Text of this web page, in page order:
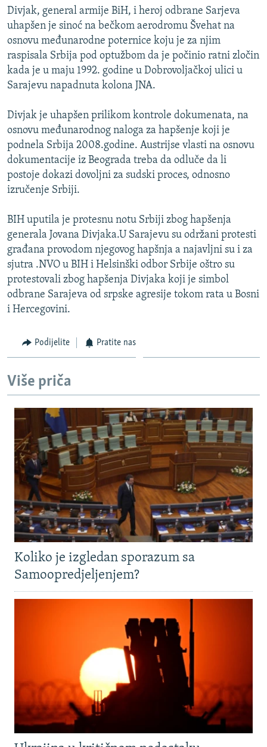
Divjak, general armije BiH, i heroj odbrane Sarjeva
uhapšen je sinoć na bečkom aerodromu Švehat na
osnovu međunarodne poternice koju je za njim
raspisala Srbija pod optužbom da je počinio ratni zločin
kada je u maju 1992. godine u Dobrovoljačkoj ulici u
Sarajevu napadnuta kolona JNA.
Divjak je uhapšen prilikom kontrole dokumenata, na
osnovu međunarodnog naloga za hapšenje koji je
podnela Srbija 2008.godine. Austrijse vlasti na osnovu
dokumentacije iz Beograda treba da odluče da li
postoje dokazi dovoljni za sudski proces, odnosno
izručenje Srbiji.
BIH uputila je protesnu notu Srbiji zbog hapšenja
generala Jovana Divjaka.U Sarajevu su održani protesti
građana provodom njegovog hapšnja a najavljni su i za
sjutra .NVO u BIH i Helsinški odbor Srbije oštro su
protestovali zbog hapšenja Divjaka koji je simbol
odbrane Sarajeva od srpske agresije tokom rata u Bosni
i Hercegovini.
Podijelite Pratite nas
Više priča
Koliko je izgledan sporazum sa
Samoopredjeljenjem?